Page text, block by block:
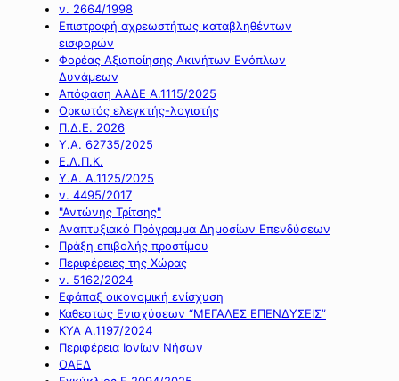
ν. 2664/1998
Επιστροφή αχρεωστήτως καταβληθέντων
εισφορών
Φορέας Αξιοποίησης Ακινήτων Ενόπλων
Δυνάμεων
Απόφαση ΑΑΔΕ Α.1115/2025
Ορκωτός ελεγκτής-λογιστής
Π.Δ.Ε. 2026
Υ.Α. 62735/2025
Ε.Λ.Π.Κ.
Υ.Α. Α.1125/2025
ν. 4495/2017
"Αντώνης Τρίτσης"
Αναπτυξιακό Πρόγραμμα Δημοσίων Επενδύσεων
Πράξη επιβολής προστίμου
Περιφέρειες της Χώρας
ν. 5162/2024
Εφάπαξ οικονομική ενίσχυση
Καθεστώς Ενισχύσεων “ΜΕΓΑΛΕΣ ΕΠΕΝΔΥΣΕΙΣ”
ΚΥΑ Α.1197/2024
Περιφέρεια Ιονίων Νήσων
ΟΑΕΔ